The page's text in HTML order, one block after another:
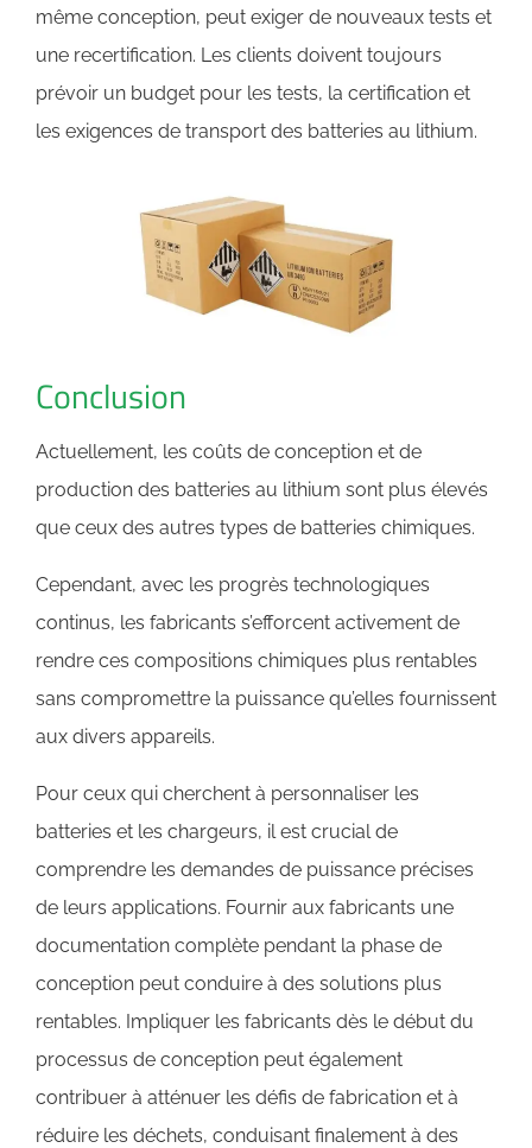
même conception, peut exiger de nouveaux tests et
une recertification. Les clients doivent toujours
prévoir un budget pour les tests, la certification et
les exigences de transport des batteries au lithium.
Conclusion
Actuellement, les coûts de conception et de
production des batteries au lithium sont plus élevés
que ceux des autres types de batteries chimiques.
Cependant, avec les progrès technologiques
continus, les fabricants s’efforcent activement de
rendre ces compositions chimiques plus rentables
sans compromettre la puissance qu’elles fournissent
aux divers appareils.
Pour ceux qui cherchent à personnaliser les
batteries et les chargeurs, il est crucial de
comprendre les demandes de puissance précises
de leurs applications. Fournir aux fabricants une
documentation complète pendant la phase de
conception peut conduire à des solutions plus
rentables. Impliquer les fabricants dès le début du
processus de conception peut également
contribuer à atténuer les défis de fabrication et à
réduire les déchets, conduisant finalement à des